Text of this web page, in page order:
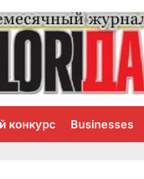
конкурс Businesses